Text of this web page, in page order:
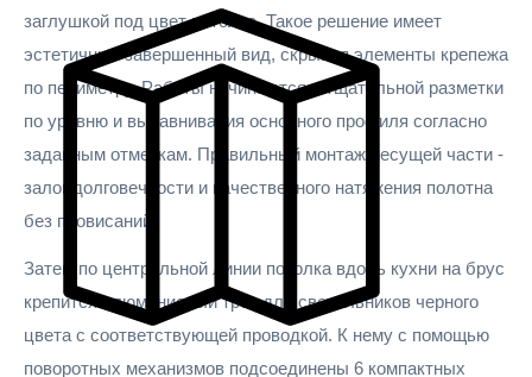
заглушкой под цвет потолка. Такое решение имеет
эстетичный завершенный вид, скрывая элементы крепежа
по периметру. Работы начинаются с тщательной разметки
по уровню и выравнивания основного профиля согласно
заданным отметкам. Правильный монтаж несущей части -
залог долговечности и качественного натяжения полотна
без провисаний.
Затем по центральной линии потолка вдоль кухни на брус
крепится алюминиевый трек для светильников черного
цвета с соответствующей проводкой. К нему с помощью
поворотных механизмов подсоединены 6 компактных